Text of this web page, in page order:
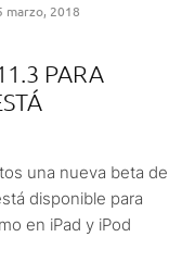
marzo, 2018
PARA
una nueva beta de
disponible para
en iPad y iPod